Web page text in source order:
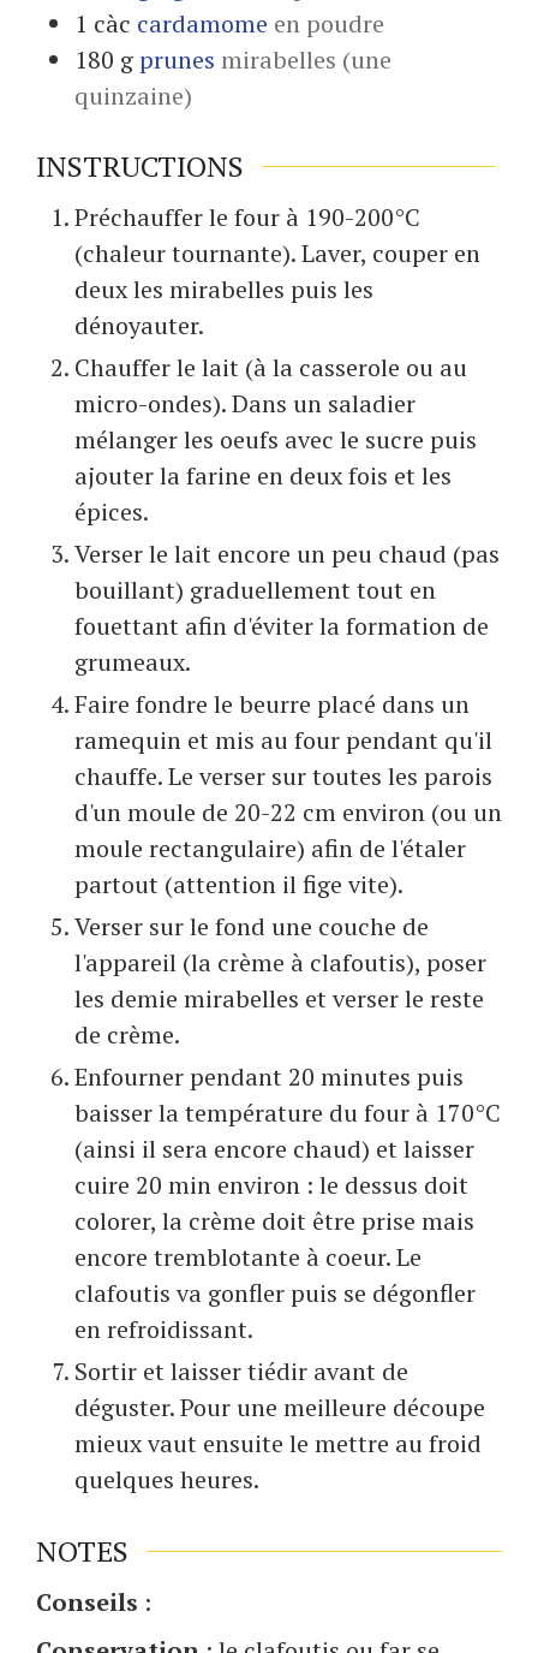
1 càc cardamome en poudre
180 gprunes mirabelles (une
quinzaine)
INSTRUCTIONS
Préchauffer le four à 190-200°C
(chaleur tournante). Laver, couper en
deux les mirabelles puis les
dénoyauter.
Chauffer le lait (à la casserole ou au
micro-ondes). Dans un saladier
mélanger les oeufs avec le sucre puis
ajouter la farine en deux fois et les
épices.
Verser le lait encore un peu chaud (pas
bouillant) graduellement tout en
fouettant afin d'éviter la formation de
grumeaux.
Faire fondre le beurre placé dans un
ramequin et mis au four pendant qu'il
chauffe. Le verser sur toutes les parois
d'un moule de 20-22 cm environ (ou un
moule rectangulaire) afin de l'étaler
partout (attention il fige vite).
Verser sur le fond une couche de
l'appareil (la crème à clafoutis), poser
les demie mirabelles et verser le reste
de crème.
Enfourner pendant 20 minutes puis
baisser la température du four à 170°C
(ainsi il sera encore chaud) et laisser
cuire 20 min environ : le dessus doit
colorer, la crème doit être prise mais
encore tremblotante à coeur. Le
clafoutis va gonfler puis se dégonfler
en refroidissant.
Sortir et laisser tiédir avant de
déguster. Pour une meilleure découpe
mieux vaut ensuite le mettre au froid
quelques heures.
NOTES
Conseils :